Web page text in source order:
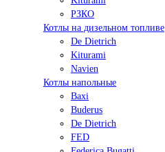
РЗКО
Котлы на дизельном топливе
De Dietrich
Kiturami
Navien
Котлы напольные
Baxi
Buderus
De Dietrich
FED